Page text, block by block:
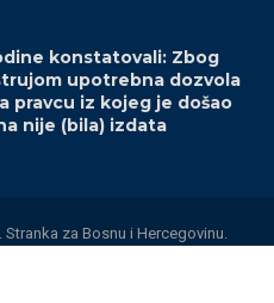
konstatovali: Zbog
upotrebna dozvola
pravcu iz kojeg je došao
nije (bila) izdata
za Bosnu i Hercegovinu.